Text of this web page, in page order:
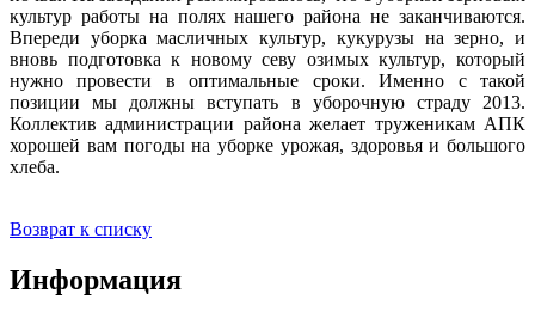
культур работы на полях нашего района не заканчиваются.
Впереди уборка масличных культур, кукурузы на зерно, и
вновь подготовка к новому севу озимых культур, который
нужно провести в оптимальные сроки. Именно с такой
позиции мы должны вступать в уборочную страду 2013.
Коллектив администрации района желает труженикам АПК
хорошей вам погоды на уборке урожая, здоровья и большого
хлеба.
Возврат к списку
Информация